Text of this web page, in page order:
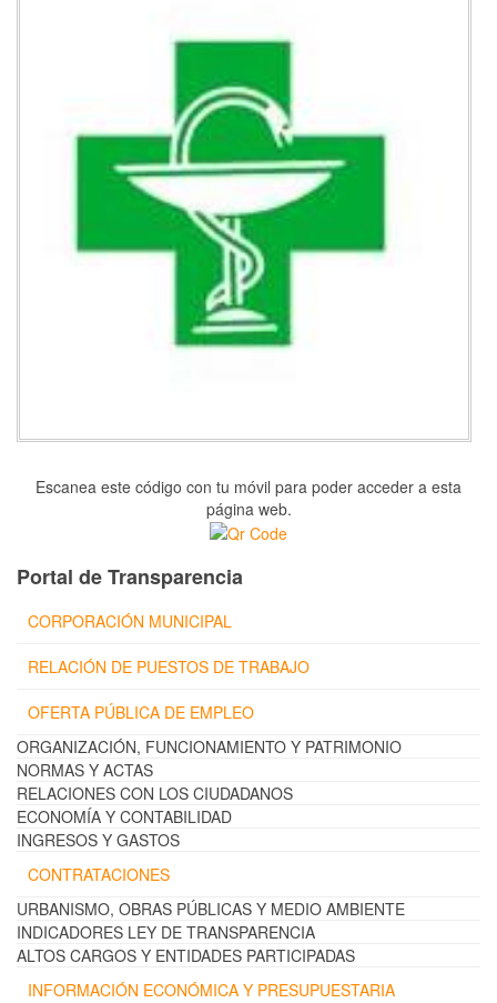
Escanea este código con tu móvil para poder acceder a esta
página web.
Portal de Transparencia
CORPORACIÓN MUNICIPAL
RELACIÓN DE PUESTOS DE TRABAJO
OFERTA PÚBLICA DE EMPLEO
ORGANIZACIÓN, FUNCIONAMIENTO Y PATRIMONIO
NORMAS Y ACTAS
RELACIONES CON LOS CIUDADANOS
ECONOMÍA Y CONTABILIDAD
INGRESOS Y GASTOS
CONTRATACIONES
URBANISMO, OBRAS PÚBLICAS Y MEDIO AMBIENTE
INDICADORES LEY DE TRANSPARENCIA
ALTOS CARGOS Y ENTIDADES PARTICIPADAS
INFORMACIÓN ECONÓMICA Y PRESUPUESTARIA